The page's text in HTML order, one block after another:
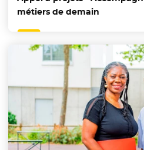
métiers de demain